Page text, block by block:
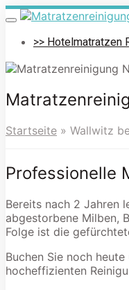
Skip
to
main
Toggle
navigation>> Hotelmatratzen
Startseite » Wallwitz
Professionelle
Bereits nach 2 Jahren
abgestorbene Milben,
Folge ist die
Buchen Sie noch
hocheffizienten